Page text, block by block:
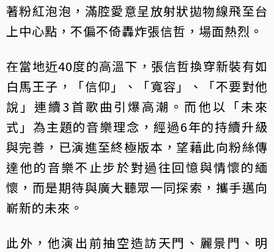
著粉紅泡泡，滿腔愛意呈放射狀拋物線飛至台
上中心點，不偏不倚轟炸張信哲，場面熱烈。
在當地近40度的高溫下，張信哲換穿新裝有如
白馬王子，「信仰」、「寬容」、「不要對他
說」連續3首歌曲引爆高潮。而他以「未來
式」為主題的音樂理念，經過6年的持續升級
與完善，已演進至終極版本，望藉此向粉絲傳
達他的音樂不止步於對過往回憶與情懷的緬
懷，而是期待與廣大聽眾一同探索，攜手邁向
嶄新的未來。
此外，他演出前抽空造訪天門、麗景門、明